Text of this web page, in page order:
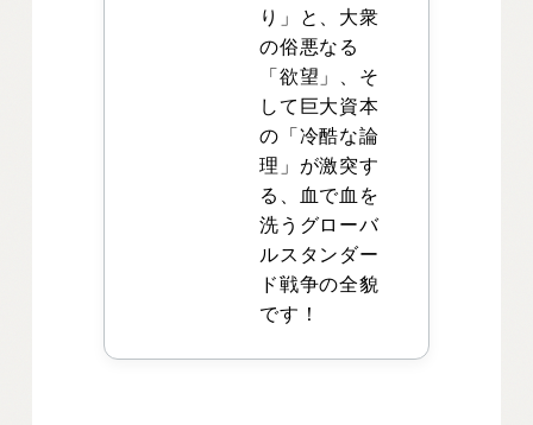
り」と、大衆
の俗悪なる
「欲望」、そ
して巨大資本
の「冷酷な論
理」が激突す
る、血で血を
洗うグローバ
ルスタンダー
ド戦争の全貌
です！